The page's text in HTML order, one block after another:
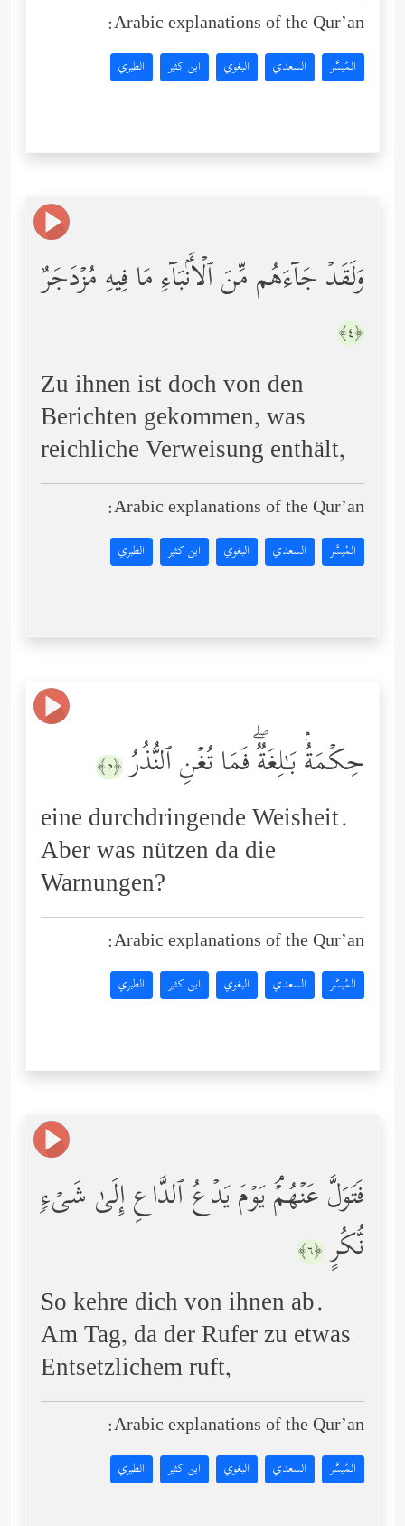
Arabic explanations of the Qur’an:
المُيسَّر السعدي البغوي ابن كثير الطبري
وَلَقَدۡ جَاۤءَهُم مِّنَ ٱلۡأَنۢبَاۤءِ مَا فِیهِ مُزۡدَجَرٌ
﴿٤﴾
Zu ihnen ist doch von den
Berichten gekommen, was
reichliche Verweisung enthält,
Arabic explanations of the Qur’an:
المُيسَّر السعدي البغوي ابن كثير الطبري
حِكۡمَةُۢ بَـٰلِغَةࣱۖ فَمَا تُغۡنِ ٱلنُّذُرُ ﴿٥﴾
eine durchdringende Weisheit.
Aber was nützen da die
Warnungen?
Arabic explanations of the Qur’an:
المُيسَّر السعدي البغوي ابن كثير الطبري
فَتَوَلَّ عَنۡهُمۡۘ یَوۡمَ یَدۡعُ ٱلدَّاعِ إِلَىٰ شَیۡءࣲ
نُّكُرٍ ﴿٦﴾
So kehre dich von ihnen ab.
Am Tag, da der Rufer zu etwas
Entsetzlichem ruft,
Arabic explanations of the Qur’an:
المُيسَّر السعدي البغوي ابن كثير الطبري